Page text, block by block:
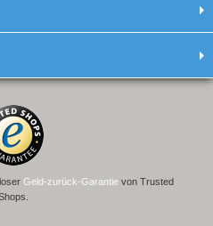
Geld-zurück-Garantievon Trusted